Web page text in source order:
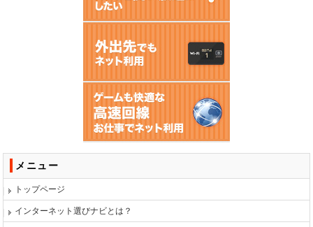
メニュー
トップページ
インターネット選びナビとは？